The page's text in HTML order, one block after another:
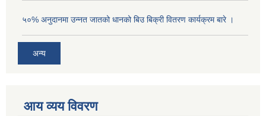
५०% अनुदानमा उन्नत जातको धानको बिउ बिक्री वितरण कार्यक्रम बारे ।
अन्य
आय व्यय विवरण